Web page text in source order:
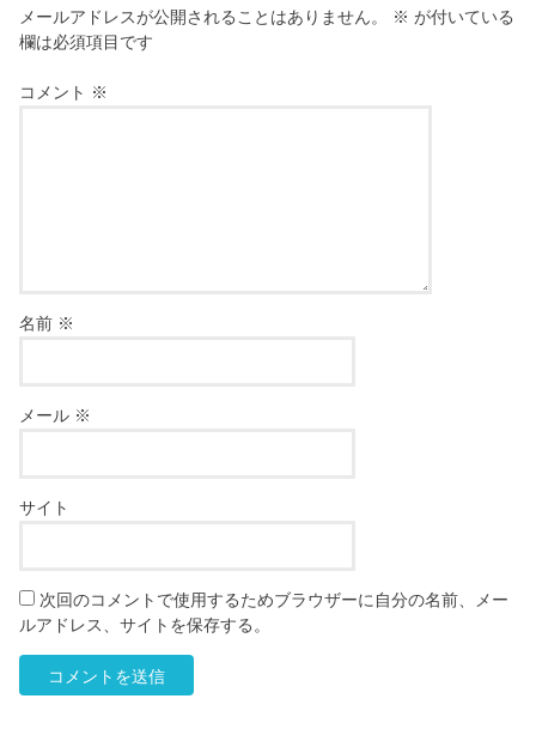
メールアドレスが公開されることはありません。 ※ が付いている
欄は必須項目です
コメント ※
名前 ※
メール ※
サイト
次回のコメントで使用するためブラウザーに自分の名前、メー
ルアドレス、サイトを保存する。